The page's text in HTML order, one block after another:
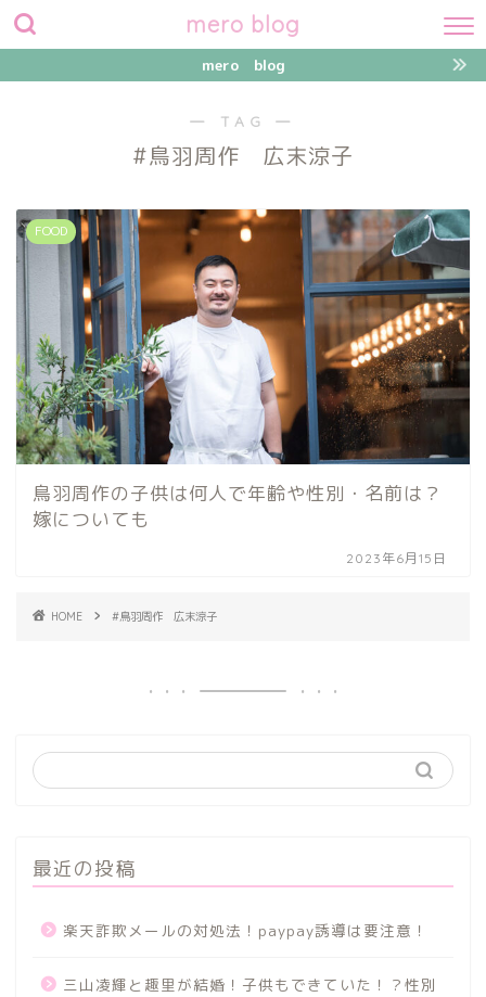
mero blog
mero blog
― TAG ―
#鳥羽周作 広末涼子
FOOD
鳥羽周作の子供は何人で年齢や性別・名前は？
嫁についても
2023年6月15日
HOME #鳥羽周作 広末涼子
最近の投稿
楽天詐欺メールの対処法！paypay誘導は要注意！
三山凌輝と趣里が結婚！子供もできていた！？性別